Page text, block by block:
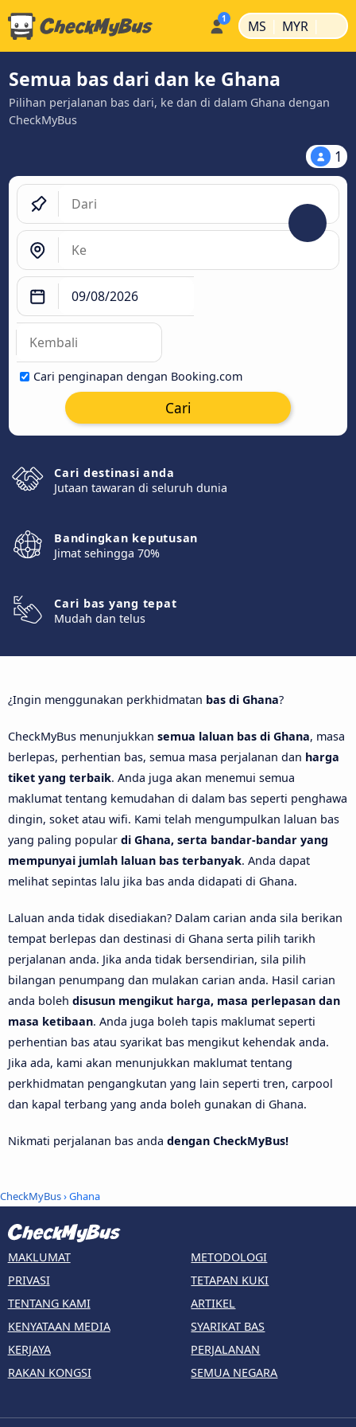
MS | MYR |
Semua bas dari dan ke Ghana
Pilihan perjalanan bas dari, ke dan di dalam Ghana dengan
CheckMyBus
1
Cari penginapan dengan Booking.com
Cari
Cari destinasi anda
Jutaan tawaran di seluruh dunia
Bandingkan keputusan
Jimat sehingga 70%
Cari bas yang tepat
Mudah dan telus
¿Ingin menggunakan perkhidmatan bas di Ghana?
CheckMyBus menunjukkan semua laluan bas di Ghana, masa
berlepas, perhentian bas, semua masa perjalanan dan harga
tiket yang terbaik. Anda juga akan menemui semua
maklumat tentang kemudahan di dalam bas seperti penghawa
dingin, soket atau wifi. Kami telah mengumpulkan laluan bas
yang paling popular di Ghana, serta bandar-bandar yang
mempunyai jumlah laluan bas terbanyak. Anda dapat
melihat sepintas lalu jika bas anda didapati di Ghana.
Laluan anda tidak disediakan? Dalam carian anda sila berikan
tempat berlepas dan destinasi di Ghana serta pilih tarikh
perjalanan anda. Jika anda tidak bersendirian, sila pilih
bilangan penumpang dan mulakan carian anda. Hasil carian
anda boleh disusun mengikut harga, masa perlepasan dan
masa ketibaan. Anda juga boleh tapis maklumat seperti
perhentian bas atau syarikat bas mengikut kehendak anda.
Jika ada, kami akan menunjukkan maklumat tentang
perkhidmatan pengangkutan yang lain seperti tren, carpool
dan kapal terbang yang anda boleh gunakan di Ghana.
Nikmati perjalanan bas anda dengan CheckMyBus!
CheckMyBus› Ghana
MAKLUMAT
PRIVASI
TENTANG KAMI
KENYATAAN MEDIA
KERJAYA
RAKAN KONGSI
METODOLOGI
TETAPAN KUKI
ARTIKEL
SYARIKAT BAS
PERJALANAN
SEMUA NEGARA